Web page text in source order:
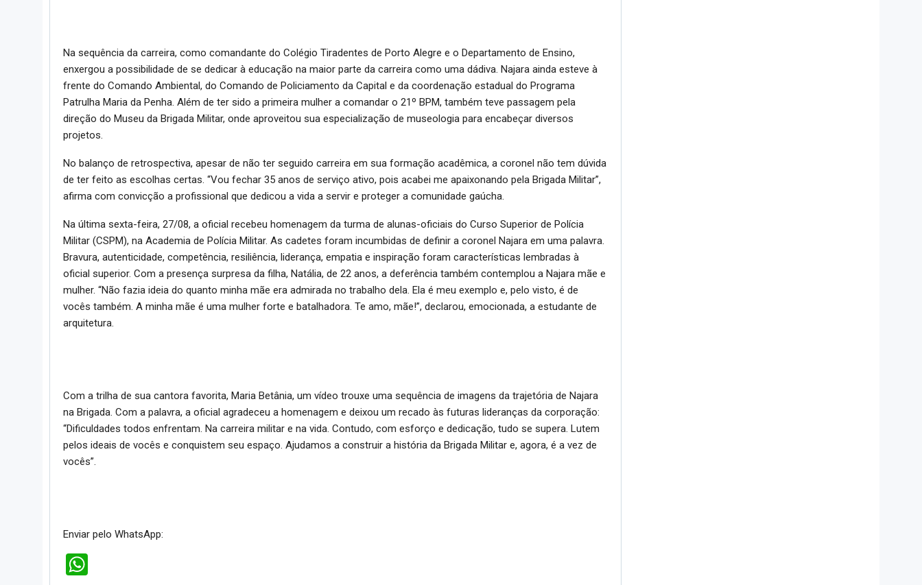
Na sequência da carreira, como comandante do Colégio Tiradentes de Porto Alegre e o Departamento de Ensino,
enxergou a possibilidade de se dedicar à educação na maior parte da carreira como uma dádiva. Najara ainda esteve à
frente do Comando Ambiental, do Comando de Policiamento da Capital e da coordenação estadual do Programa
Patrulha Maria da Penha. Além de ter sido a primeira mulher a comandar o 21º BPM, também teve passagem pela
direção do Museu da Brigada Militar, onde aproveitou sua especialização de museologia para encabeçar diversos
projetos.
No balanço de retrospectiva, apesar de não ter seguido carreira em sua formação acadêmica, a coronel não tem dúvida
de ter feito as escolhas certas. “Vou fechar 35 anos de serviço ativo, pois acabei me apaixonando pela Brigada Militar”,
afirma com convicção a profissional que dedicou a vida a servir e proteger a comunidade gaúcha.
Na última sexta-feira, 27/08, a oficial recebeu homenagem da turma de alunas-oficiais do Curso Superior de Polícia
Militar (CSPM), na Academia de Polícia Militar. As cadetes foram incumbidas de definir a coronel Najara em uma palavra.
Bravura, autenticidade, competência, resiliência, liderança, empatia e inspiração foram características lembradas à
oficial superior. Com a presença surpresa da filha, Natália, de 22 anos, a deferência também contemplou a Najara mãe e
mulher. “Não fazia ideia do quanto minha mãe era admirada no trabalho dela. Ela é meu exemplo e, pelo visto, é de
vocês também. A minha mãe é uma mulher forte e batalhadora. Te amo, mãe!”, declarou, emocionada, a estudante de
arquitetura.
Com a trilha de sua cantora favorita, Maria Betânia, um vídeo trouxe uma sequência de imagens da trajetória de Najara
na Brigada. Com a palavra, a oficial agradeceu a homenagem e deixou um recado às futuras lideranças da corporação:
“Dificuldades todos enfrentam. Na carreira militar e na vida. Contudo, com esforço e dedicação, tudo se supera. Lutem
pelos ideais de vocês e conquistem seu espaço. Ajudamos a construir a história da Brigada Militar e, agora, é a vez de
vocês”.
Enviar pelo WhatsApp: